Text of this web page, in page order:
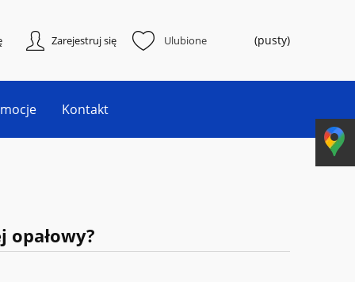
Zarejestruj się Ulubione (pusty)
Kontakt